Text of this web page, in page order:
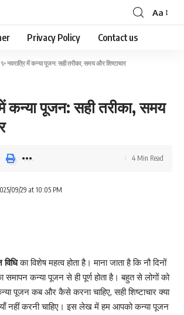
Aa
Privacy Policy Contact us
✨ नवरात्रि में कन्या पूजन: सही तरीका, समय और शिष्टाचार
कन्या पूजन: सही तरीका, समय
09/29 at 10:05 PM
4 Min Read
का विशेष महत्व होता है। माना जाता है कि नौ दिनों
कन्या पूजन से ही पूर्ण होता है। बहुत से लोगों को
पूजन कब और कैसे करना चाहिए, सही शिष्टाचार क्या
नहीं करनी चाहिए। इस लेख में हम आपको कन्या पूजन